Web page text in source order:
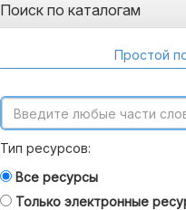
Поиск по каталогам
Простой
Тип ресурсов:
Все ресурсы
Только электронные